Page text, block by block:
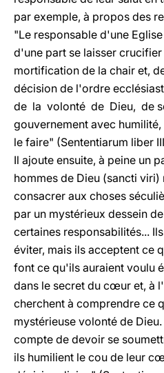
par exemple, à propos des
"Le responsable d'une
d'une part se laisser
mortification de la chair et,
décision de l'ordre
de la volonté de Dieu, de
gouvernement avec
le faire" (Sententiarum liber
Il ajoute ensuite, à peine un
hommes de Dieu (sancti
consacrer aux choses
par un mystérieux dessein
certaines responsabilités...
éviter, mais ils acceptent ce
font ce qu'ils auraient voulu
dans le secret du cœur et, à
cherchent à comprendre ce
mystérieuse volonté de
compte de devoir se
ils humilient le cou de leur